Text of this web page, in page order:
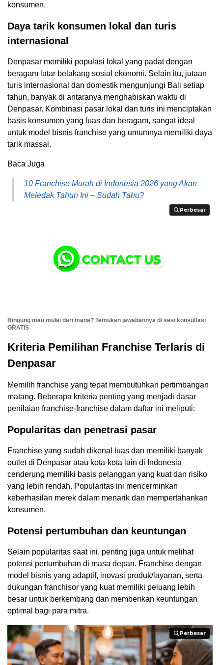
konsumen.
Daya tarik konsumen lokal dan turis
internasional
Denpasar memiliki populasi lokal yang padat dengan
beragam latar belakang sosial ekonomi. Selain itu, jutaan
turis internasional dan domestik mengunjungi Bali setiap
tahun, banyak di antaranya menghabiskan waktu di
Denpasar. Kombinasi pasar lokal dan turis ini menciptakan
basis konsumen yang luas dan beragam, sangat ideal
untuk model bisnis franchise yang umumnya memiliki daya
tarik massal.
Baca Juga
10 Franchise Murah di Indonesia 2026 yang Akan
Meledak Tahun Ini – Sudah Tahu?
Perbesar
Perbesar
Bingung mau mulai dari mana? Temukan jawabannya di sesi konsultasi
GRATIS
Kriteria Pemilihan Franchise Terlaris di
Denpasar
Memilih franchise yang tepat membutuhkan pertimbangan
matang. Beberapa kriteria penting yang menjadi dasar
penilaian franchise-franchise dalam daftar ini meliputi:
Popularitas dan penetrasi pasar
Franchise yang sudah dikenal luas dan memiliki banyak
outlet di Denpasar atau kota-kota lain di Indonesia
cenderung memiliki basis pelanggan yang kuat dan risiko
yang lebih rendah. Popularitas ini mencerminkan
keberhasilan merek dalam menarik dan mempertahankan
konsumen.
Potensi pertumbuhan dan keuntungan
Selain popularitas saat ini, penting juga untuk melihat
potensi pertumbuhan di masa depan. Franchise dengan
model bisnis yang adaptif, inovasi produk/layanan, serta
dukungan franchisor yang kuat memiliki peluang lebih
besar untuk berkembang dan memberikan keuntungan
optimal bagi para mitra.
Perbesar
Perbesar